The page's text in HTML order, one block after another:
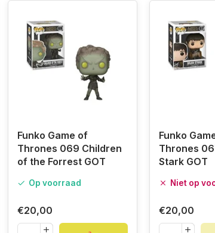
Funko Game of
Thrones 069 Children
of the Forrest GOT
Op voorraad
€20,00
Funko
Thrones
Stark GOT
Niet op
€20,00